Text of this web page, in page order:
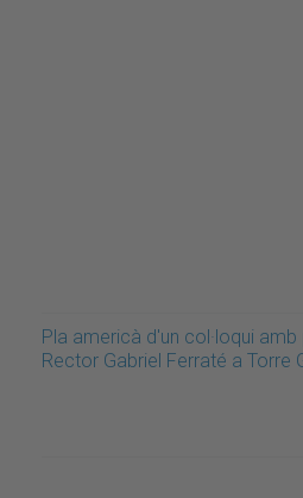
Pla americà d'un col·loqui
Rector Gabriel Ferraté a Torre